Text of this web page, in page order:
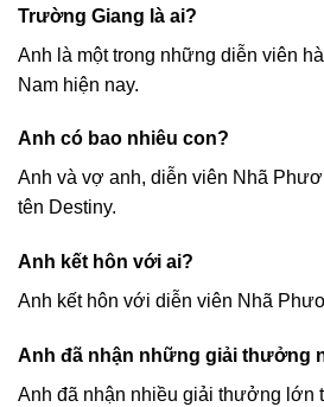
Trường Giang là ai?
Anh là một trong những diễn viên
Nam hiện nay.
Anh có bao nhiêu con?
Anh và vợ anh, diễn viên Nhã
tên Destiny.
Anh kết hôn với ai?
Anh kết hôn với diễn viên Nhã
Anh đã nhận những giải thưởng
Anh đã nhận nhiều giải thưởng lớn